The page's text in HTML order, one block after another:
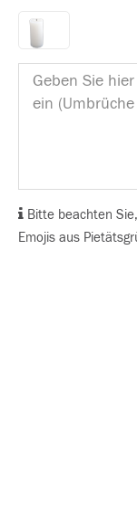
Bitte beachten
Emojis aus